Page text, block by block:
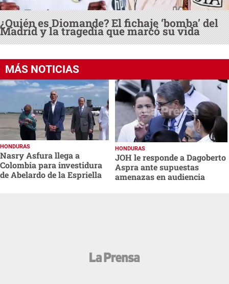
¿Quién es Diomande? El fichaje ‘bomba’ del
Madrid y la tragedia que marcó su vida
MÁS NOTICIAS
HONDURAS
Nasry Asfura llega a
Colombia para investidura
de Abelardo de la Espriella
HONDURAS
JOH le responde a Dagoberto
Aspra ante supuestas
amenazas en audiencia